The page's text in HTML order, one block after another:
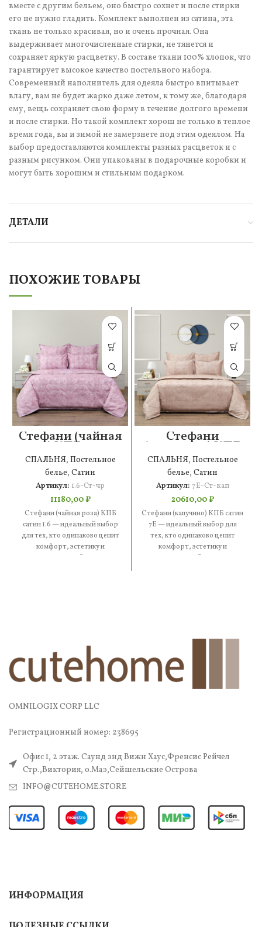
вместе с другим бельем, оно быстро сохнет и после стирки
его не нужно гладить. Комплект выполнен из сатина, эта
ткань не только красивая, но и очень прочная. Она
выдерживает многочисленные стирки, не тянется и
сохраняет яркую расцветку. В составе ткани 100% хлопок, что
гарантирует высокое качество постельного набора.
Современный наполнитель для одеяла быстро впитывает
влагу, вам не будет жарко даже летом, к тому же, благодаря
ему, вещь сохраняет свою форму в течение долгого времени
и после стирки. Но такой комплект хорош не только в теплое
время года, вы и зимой не замерзнете под этим одеялом. На
выбор предоставляются комплекты разных расцветок и с
разным рисунком. Они упакованы в подарочные коробки и
могут быть хорошим и стильным подарком.
ДЕТАЛИ
ПОХОЖИЕ ТОВАРЫ
Стефани (чайная
роза) КПБ сатин
1.6
СПАЛЬНЯ, Постельное
белье, Сатин
Артикул: 1.6-Ст-чр
11180,00₽
Стефани (чайная роза) КПБ
сатин 1.6 — идеальный выбор
для тех, кто одинаково ценит
комфорт, эстетику и
практичность. В составе
Стефани
(капучино) КПБ
сатин 7Е
СПАЛЬНЯ, Постельное
белье, Сатин
Артикул: 7Е-Ст-кап
20610,00₽
Стефани (капучино) КПБ сатин
7Е — идеальный выбор для
тех, кто одинаково ценит
комфорт, эстетику и
практичность. В составе —
OMNILOGIX CORP LLC
Регистрационный номер: 238695
Офис 1, 2 этаж. Саунд энд Вижн Хаус,Френсис Рейчел
Стр.,Виктория, о.Маэ,Сейшельские Острова
INFO@CUTEHOME.STORE
ИНФОРМАЦИЯ